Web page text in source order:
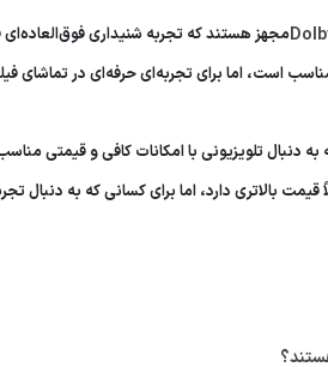
مجهز هستند که تجربه شنیداری
است، اما برای تجربه‌ای حرفه‌ای در تماشای
به دنبال تلویزیونی با امکانات کافی و قیمتی
بالاتری دارد، اما برای کسانی که به دنبال